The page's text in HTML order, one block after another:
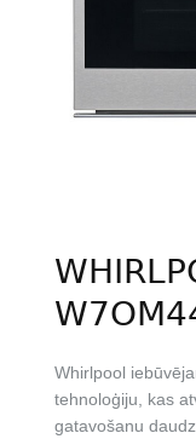
Whirlpool
tehnoloģiju, kas
gatavošanu